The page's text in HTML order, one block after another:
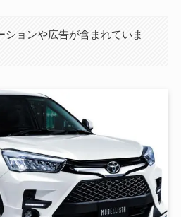
ョンや広告が含まれていま